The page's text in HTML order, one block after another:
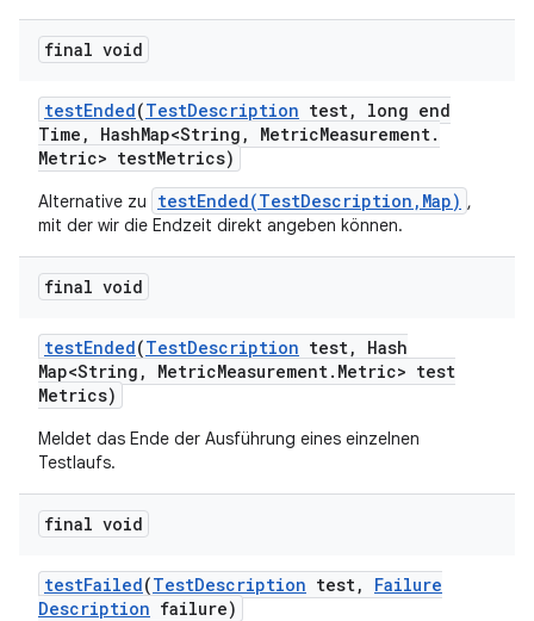
final void
testEnded(TestDescription test,
long end
Time , HashMap<String , MetricMeasurement.
Metric> testMetrics)
Alternative zu testEnded(TestDescription,Map) ,
mit der wir die Endzeit direkt angeben können.
final void
testEnded(TestDescription test,
Hash
Map<String , MetricMeasurement. Metric> test
Metrics)
Meldet das Ende der Ausführung eines einzelnen
Testlaufs.
final void
testFailed(TestDescription test,
Failure
Description failure)